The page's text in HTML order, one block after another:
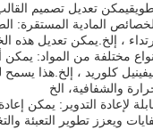
تعديل تصميم
المادية المستقرة:
، إلخ.يمكن تعديل هذه
مختلفة من المواد: يمكن
كلوريد ، إلخ.هذا
والشفافية، الخ
لإعادة التدوير: يمكن
ويعزز تطوير التعبئة